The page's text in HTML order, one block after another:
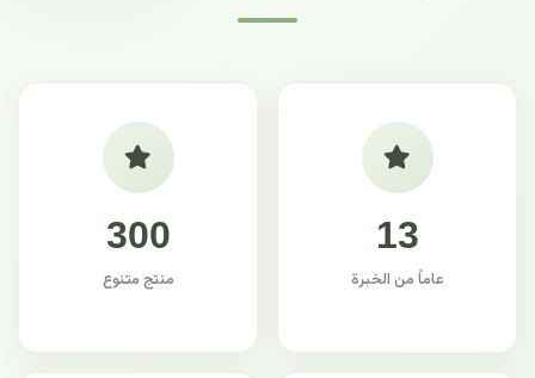
13
عاماً من الخبرة
300
منتج متنوع